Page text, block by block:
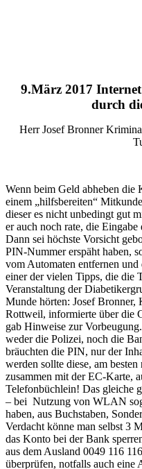
9.März 2017
durch
Herr Josef Bronner
Wenn beim Geld abheben die
einem „hilfsbereiten“
dieser es nicht unbedingt gut
er auch noch rate, die
Dann sei höchste Vorsicht
PIN-Nummer erspäht haben,
vom Automaten entfernen
einer der vielen Tipps, die die
Veranstaltung der
Munde hörten: Josef Bronner,
Rottweil, informierte über die
gab Hinweise zur
weder die Polizei, noch die
bräuchten die PIN, nur der
werden sollte diese, am
zusammen mit der EC-Karte,
Telefonbüchlein! Das gleiche
– bei Nutzung von WLAN
haben, aus Buchstaben,
Verdacht könne man selbst 3
das Konto bei der Bank
aus dem Ausland 0049 116
überprüfen, notfalls auch eine